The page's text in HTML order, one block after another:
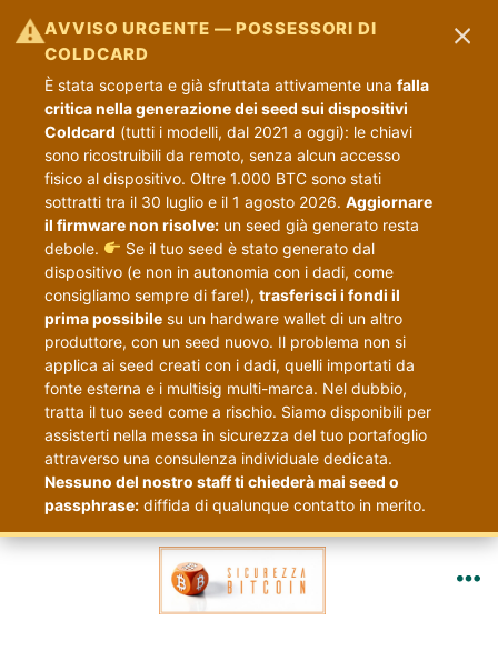
⚠AVVISO URGENTE — POSSESSORI DI
COLDCARD
È stata scoperta e già sfruttata attivamente una falla
critica nella generazione dei seed sui dispositivi
Coldcard (tutti i modelli, dal 2021 a oggi): le chiavi
sono ricostruibili da remoto, senza alcun accesso
fisico al dispositivo. Oltre 1.000 BTC sono stati
sottratti tra il 30 luglio e il 1 agosto 2026. Aggiornare
il firmware non risolve: un seed già generato resta
debole.
Se il tuo seed è stato generato dal
dispositivo (e non in autonomia con i dadi, come
consigliamo sempre di fare!), trasferisci i fondi il
prima possibile su un hardware wallet di un altro
produttore, con un seed nuovo. Il problema non si
applica ai seed creati con i dadi, quelli importati da
fonte esterna e i multisig multi-marca. Nel dubbio,
tratta il tuo seed come a rischio. Siamo disponibili per
assisterti nella messa in sicurezza del tuo portafoglio
attraverso una consulenza individuale dedicata.
Nessuno del nostro staff ti chiederà mai seed o
passphrase: diffida di qualunque contatto in merito.
×
Passa